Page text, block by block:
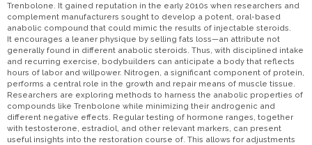
Trenbolone. It gained reputation in the early 2010s when researchers and
complement manufacturers sought to develop a potent, oral-based
anabolic compound that could mimic the results of injectable steroids.
It encourages a leaner physique by selling fats loss—an attribute not
generally found in different anabolic steroids. Thus, with disciplined intake
and recurring exercise, bodybuilders can anticipate a body that reflects
hours of labor and willpower. Nitrogen, a significant component of protein,
performs a central role in the growth and repair means of muscle tissue.
Researchers are exploring methods to harness the anabolic properties of
compounds like Trenbolone while minimizing their androgenic and
different negative effects. Regular testing of hormone ranges, together
with testosterone, estradiol, and other relevant markers, can present
useful insights into the restoration course of. This allows for adjustments